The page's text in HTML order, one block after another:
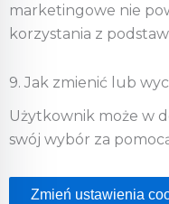
marketingowe nie
korzystania z
9. Jak zmienić lub
Użytkownik może w
swój wybór za
Zmień ustawienia